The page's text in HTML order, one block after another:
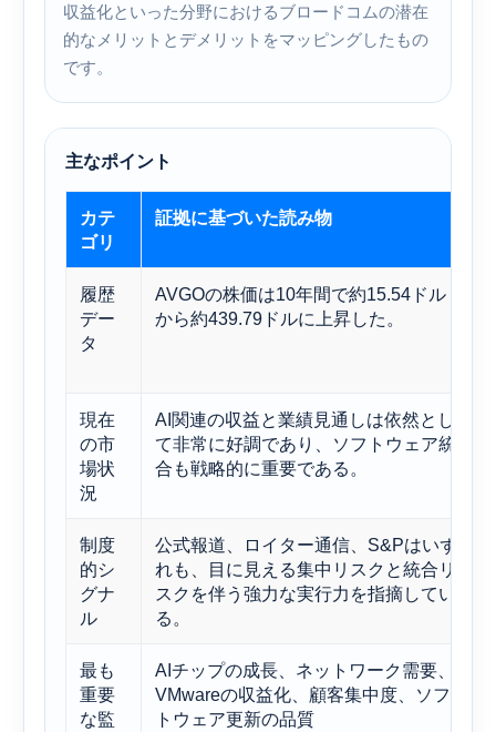
収益化といった分野におけるブロードコムの潜在
的なメリットとデメリットをマッピングしたもの
です。
主なポイント
カテ
ゴリ
証拠に基づいた読み物
履歴
デー
タ
AVGOの株価は10年間で約15.54ドル
から​​約439.79ドルに上昇した。
現在
の市
場状
況
AI関連の収益と業績見通しは依然とし
て非常に好調であり、ソフトウェア統
合も戦略的に重要である。
制度
的シ
グナ
ル
公式報道、ロイター通信、S&Pはいず
れも、目に見える集中リスクと統合リ
スクを伴う強力な実行力を指摘してい
る。
最も
重要
な監
AIチップの成長、ネットワーク需要、
VMwareの収益化、顧客集中度、ソフ
トウェア更新の品質